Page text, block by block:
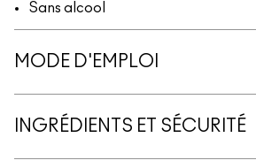
Sans alcool
MODE D'EMPLOI
INGRÉDIENTS ET SÉCURITÉ